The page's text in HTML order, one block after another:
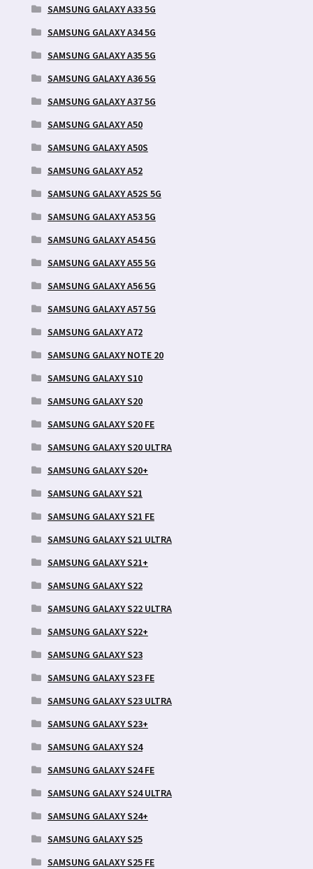
SAMSUNG GALAXY A33 5G
SAMSUNG GALAXY A34 5G
SAMSUNG GALAXY A35 5G
SAMSUNG GALAXY A36 5G
SAMSUNG GALAXY A37 5G
SAMSUNG GALAXY A50
SAMSUNG GALAXY A50S
SAMSUNG GALAXY A52
SAMSUNG GALAXY A52S 5G
SAMSUNG GALAXY A53 5G
SAMSUNG GALAXY A54 5G
SAMSUNG GALAXY A55 5G
SAMSUNG GALAXY A56 5G
SAMSUNG GALAXY A57 5G
SAMSUNG GALAXY A72
SAMSUNG GALAXY NOTE 20
SAMSUNG GALAXY S10
SAMSUNG GALAXY S20
SAMSUNG GALAXY S20 FE
SAMSUNG GALAXY S20 ULTRA
SAMSUNG GALAXY S20+
SAMSUNG GALAXY S21
SAMSUNG GALAXY S21 FE
SAMSUNG GALAXY S21 ULTRA
SAMSUNG GALAXY S21+
SAMSUNG GALAXY S22
SAMSUNG GALAXY S22 ULTRA
SAMSUNG GALAXY S22+
SAMSUNG GALAXY S23
SAMSUNG GALAXY S23 FE
SAMSUNG GALAXY S23 ULTRA
SAMSUNG GALAXY S23+
SAMSUNG GALAXY S24
SAMSUNG GALAXY S24 FE
SAMSUNG GALAXY S24 ULTRA
SAMSUNG GALAXY S24+
SAMSUNG GALAXY S25
SAMSUNG GALAXY S25 FE